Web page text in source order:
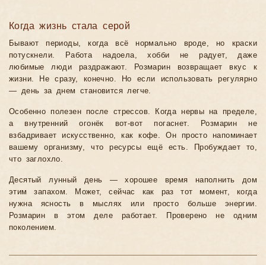
Когда жизнь стала серой
Бывают периоды, когда всё нормально вроде, но краски
потускнели. Работа надоела, хобби не радует, даже
любимые люди раздражают. Розмарин возвращает вкус к
жизни. Не сразу, конечно. Но если использовать регулярно
— день за днем становится легче.
Особенно полезен после стрессов. Когда нервы на пределе,
а внутренний огонёк вот-вот погаснет. Розмарин не
взбадривает искусственно, как кофе. Он просто напоминает
вашему организму, что ресурсы ещё есть. Пробуждает то,
что заглохло.
Десятый лунный день — хорошее время наполнить дом
этим запахом. Может, сейчас как раз тот момент, когда
нужна ясность в мыслях или просто больше энергии.
Розмарин в этом деле работает. Проверено не одним
поколением.